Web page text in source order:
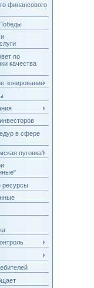
финансового
по
качества
зонирование
в сфере
пуговка"